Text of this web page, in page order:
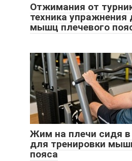
Отжимания от
техника упражнения
мышц плечевого
Жим на плечи сидя
для тренировки
пояса